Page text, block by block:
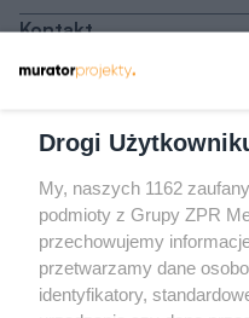
Kontakt
Odwiedź grupę
Gdybym budował drugi
przed budową
Drogi
My, naszych 1162
podmioty z Grupy ZPR
przechowujemy
przetwarzamy dane
identyfikatory,